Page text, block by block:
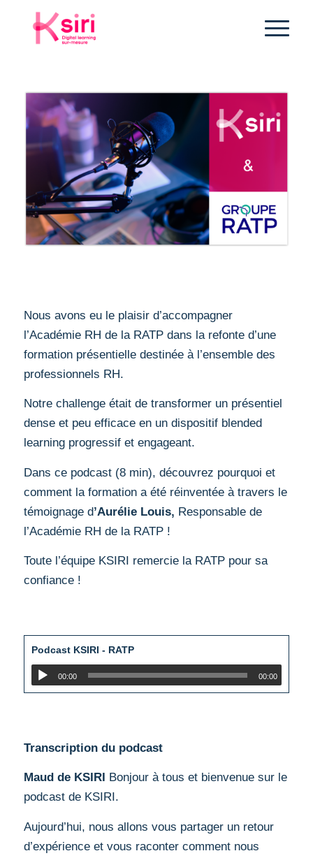
Nous avons eu le plaisir d’accompagner
l’Académie RH de la RATP dans la refonte d’une
formation présentielle destinée à l’ensemble des
professionnels RH.
Notre challenge était de transformer un présentiel
dense et peu efficace en un dispositif blended
learning progressif et engageant.
Dans ce podcast (8 min), découvrez pourquoi et
comment la formation a été réinventée à travers le
témoignage d’Aurélie Louis, Responsable de
l’Académie RH de la RATP !
Toute l’équipe KSIRI remercie la RATP pour sa
confiance !
Podcast KSIRI - RATP
00:00 00:00
Transcription du podcast
Maud de KSIRI
Bonjour à tous et bienvenue sur le
podcast de KSIRI.
Aujourd’hui, nous allons vous partager un retour
d’expérience et vous raconter comment nous